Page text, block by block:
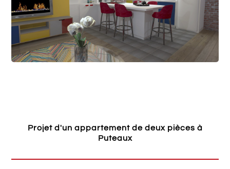
Projet d'un appartement de deux pièces à
Puteaux